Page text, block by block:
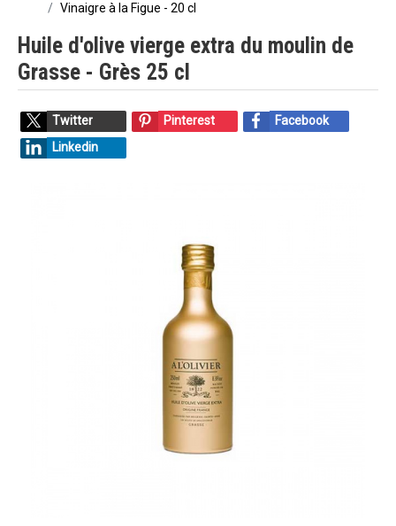
Vinaigre à la Figue - 20 cl
Huile d'olive vierge extra du moulin de
Grasse - Grès 25 cl
Twitter Pinterest
Facebook
Linkedin